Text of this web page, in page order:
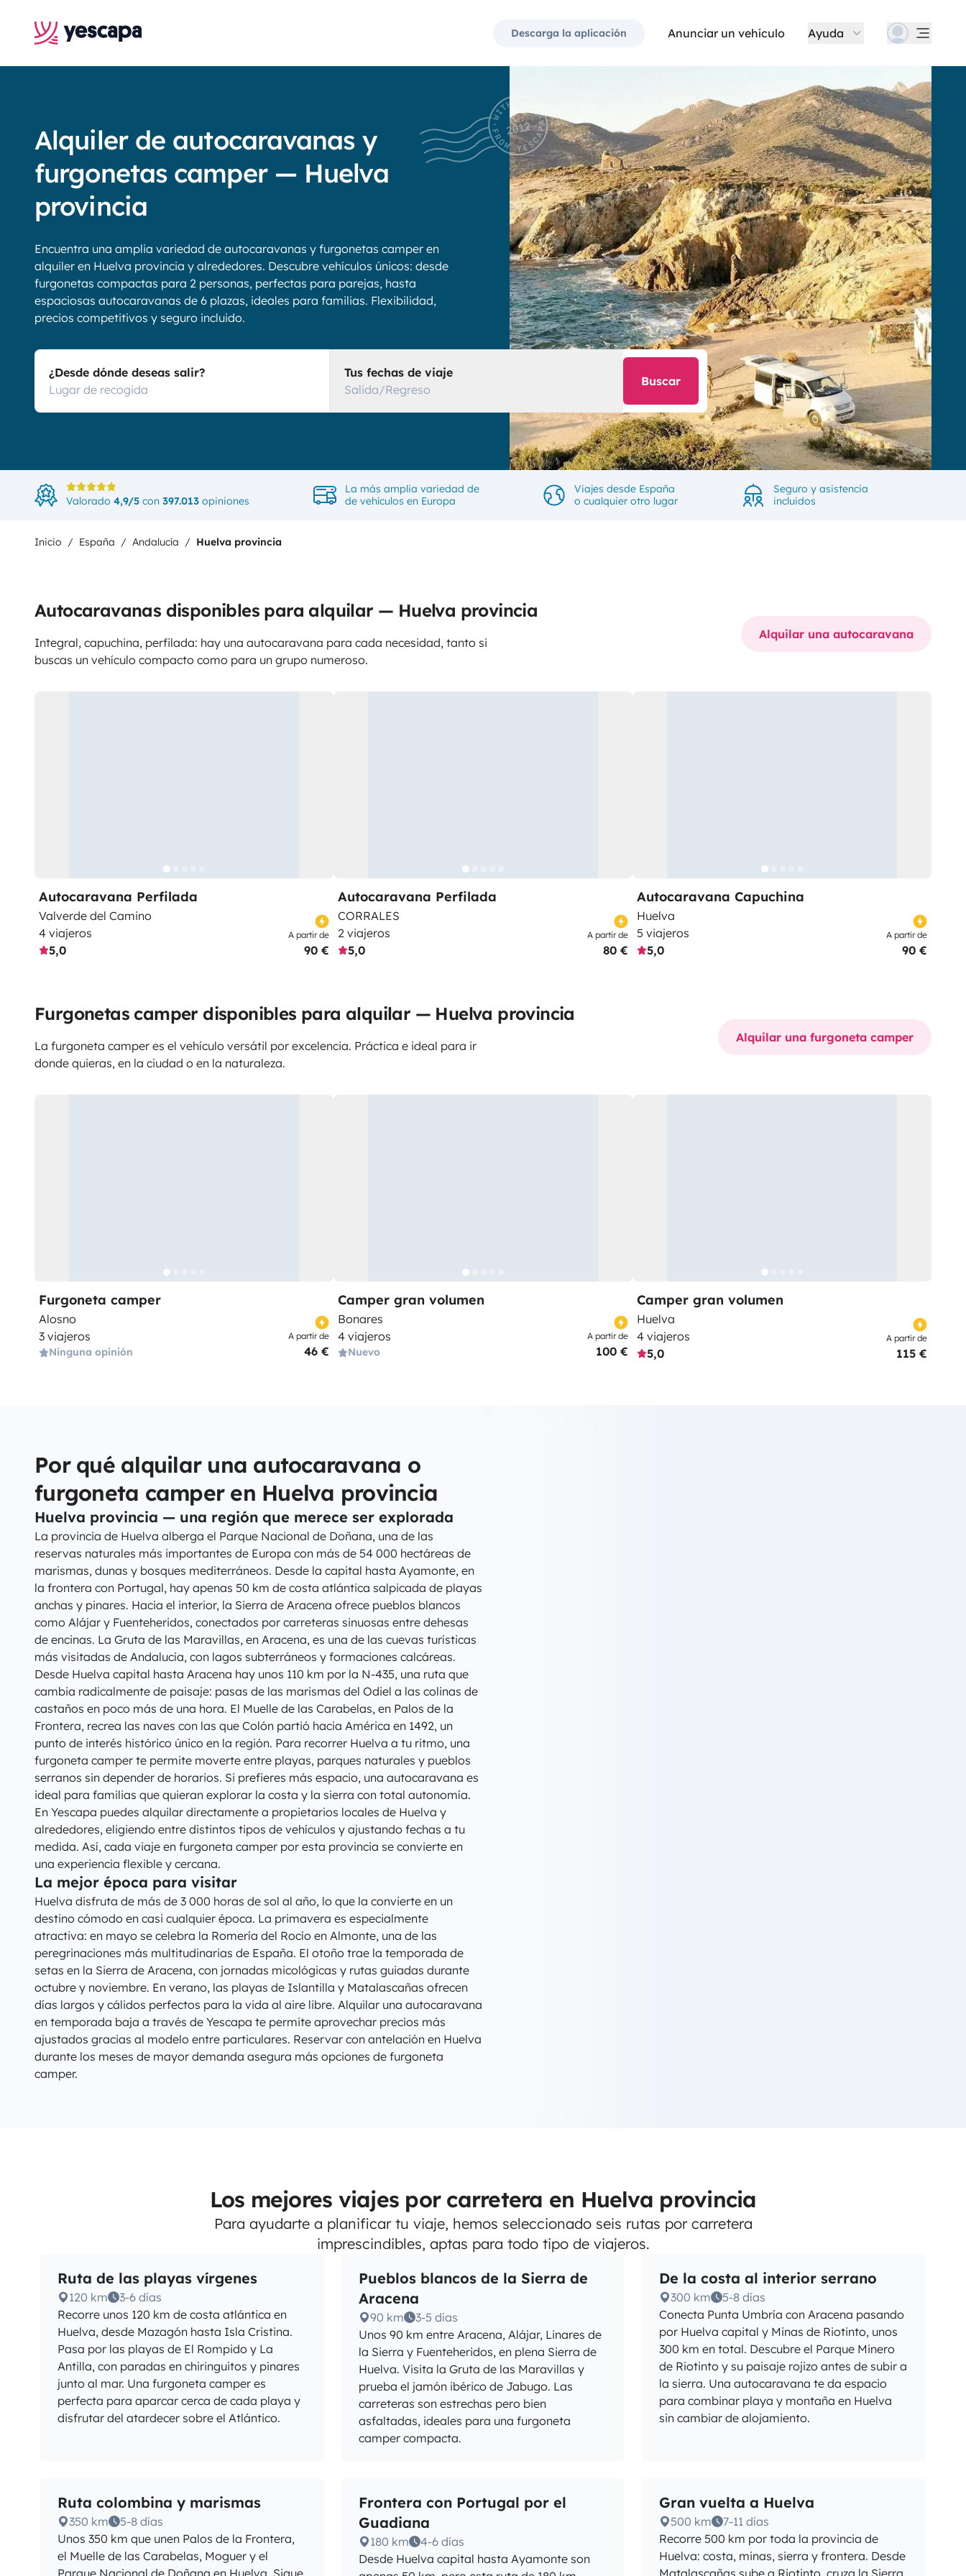
Descarga la aplicación Anunciar un vehículo Ayuda
Alquiler de autocaravanas y
furgonetas camper — Huelva
provincia
Encuentra una amplia variedad de autocaravanas y furgonetas camper en
alquiler en Huelva provincia y alrededores. Descubre vehículos únicos: desde
furgonetas compactas para 2 personas, perfectas para parejas, hasta
espaciosas autocaravanas de 6 plazas, ideales para familias. Flexibilidad,
precios competitivos y seguro incluido.
¿Desde dónde deseas salir?
Tus fechas de viaje
Salida/Regreso
Buscar
Valorado 4,9/5 con 397.013 opiniones
La más amplia variedad de
de vehículos en Europa
Viajes desde España
o cualquier otro lugar
Seguro y asistencia
incluidos
Inicio España Andalucía Huelva provincia
Autocaravanas disponibles para alquilar — Huelva provincia
Integral, capuchina, perfilada: hay una autocaravana para cada necesidad, tanto si
buscas un vehículo compacto como para un grupo numeroso.
Alquilar una autocaravana
Autocaravana Perfilada
Valverde del Camino
4 viajeros
5,0
A partir de
90 €
Autocaravana Perfilada
CORRALES
2 viajeros
5,0
A partir de
80 €
Autocaravana Capuchina
Huelva
5 viajeros
5,0
A partir de
90 €
Furgonetas camper disponibles para alquilar — Huelva provincia
La furgoneta camper es el vehículo versátil por excelencia. Práctica e ideal para ir
donde quieras, en la ciudad o en la naturaleza.
Alquilar una furgoneta camper
Furgoneta camper
Alosno
3 viajeros
Ninguna opinión
A partir de
46 €
Camper gran volumen
Bonares
4 viajeros
Nuevo
A partir de
100 €
Camper gran volumen
Huelva
4 viajeros
5,0
A partir de
115 €
Por qué alquilar una autocaravana o
furgoneta camper en Huelva provincia
Huelva provincia — una región que merece ser explorada
La provincia de Huelva alberga el Parque Nacional de Doñana, una de las
reservas naturales más importantes de Europa con más de 54 000 hectáreas de
marismas, dunas y bosques mediterráneos. Desde la capital hasta Ayamonte, en
la frontera con Portugal, hay apenas 50 km de costa atlántica salpicada de playas
anchas y pinares. Hacia el interior, la Sierra de Aracena ofrece pueblos blancos
como Alájar y Fuenteheridos, conectados por carreteras sinuosas entre dehesas
de encinas. La Gruta de las Maravillas, en Aracena, es una de las cuevas turísticas
más visitadas de Andalucía, con lagos subterráneos y formaciones calcáreas.
Desde Huelva capital hasta Aracena hay unos 110 km por la N-435, una ruta que
cambia radicalmente de paisaje: pasas de las marismas del Odiel a las colinas de
castaños en poco más de una hora. El Muelle de las Carabelas, en Palos de la
Frontera, recrea las naves con las que Colón partió hacia América en 1492, un
punto de interés histórico único en la región. Para recorrer Huelva a tu ritmo, una
furgoneta camper te permite moverte entre playas, parques naturales y pueblos
serranos sin depender de horarios. Si prefieres más espacio, una autocaravana es
ideal para familias que quieran explorar la costa y la sierra con total autonomía.
En Yescapa puedes alquilar directamente a propietarios locales de Huelva y
alrededores, eligiendo entre distintos tipos de vehículos y ajustando fechas a tu
medida. Así, cada viaje en furgoneta camper por esta provincia se convierte en
una experiencia flexible y cercana.
La mejor época para visitar
Huelva disfruta de más de 3 000 horas de sol al año, lo que la convierte en un
destino cómodo en casi cualquier época. La primavera es especialmente
atractiva: en mayo se celebra la Romería del Rocío en Almonte, una de las
peregrinaciones más multitudinarias de España. El otoño trae la temporada de
setas en la Sierra de Aracena, con jornadas micológicas y rutas guiadas durante
octubre y noviembre. En verano, las playas de Islantilla y Matalascañas ofrecen
días largos y cálidos perfectos para la vida al aire libre. Alquilar una autocaravana
en temporada baja a través de Yescapa te permite aprovechar precios más
ajustados gracias al modelo entre particulares. Reservar con antelación en Huelva
durante los meses de mayor demanda asegura más opciones de furgoneta
camper.
Los mejores viajes por carretera en Huelva provincia
Para ayudarte a planificar tu viaje, hemos seleccionado seis rutas por carretera
imprescindibles, aptas para todo tipo de viajeros.
Ruta de las playas vírgenes
120 km
3-6 días
Recorre unos 120 km de costa atlántica en
Huelva, desde Mazagón hasta Isla Cristina.
Pasa por las playas de El Rompido y La
Antilla, con paradas en chiringuitos y pinares
junto al mar. Una furgoneta camper es
perfecta para aparcar cerca de cada playa y
disfrutar del atardecer sobre el Atlántico.
Pueblos blancos de la Sierra de
Aracena
90 km
3-5 días
Unos 90 km entre Aracena, Alájar, Linares de
la Sierra y Fuenteheridos, en plena Sierra de
Huelva. Visita la Gruta de las Maravillas y
prueba el jamón ibérico de Jabugo. Las
carreteras son estrechas pero bien
asfaltadas, ideales para una furgoneta
camper compacta.
De la costa al interior serrano
300 km
5-8 días
Conecta Punta Umbría con Aracena pasando
por Huelva capital y Minas de Riotinto, unos
300 km en total. Descubre el Parque Minero
de Riotinto y su paisaje rojizo antes de subir a
la sierra. Una autocaravana te da espacio
para combinar playa y montaña en Huelva
sin cambiar de alojamiento.
Ruta colombina y marismas
350 km
5-8 días
Unos 350 km que unen Palos de la Frontera,
el Muelle de las Carabelas, Moguer y el
Parque Nacional de Doñana en Huelva. Sigue
Frontera con Portugal por el
Guadiana
180 km
4-6 días
Desde Huelva capital hasta Ayamonte son
Gran vuelta a Huelva
500 km
7-11 días
Recorre 500 km por toda la provincia de
Huelva: costa, minas, sierra y frontera. Desde
Matalascañas sube a Riotinto, cruza la Sierra